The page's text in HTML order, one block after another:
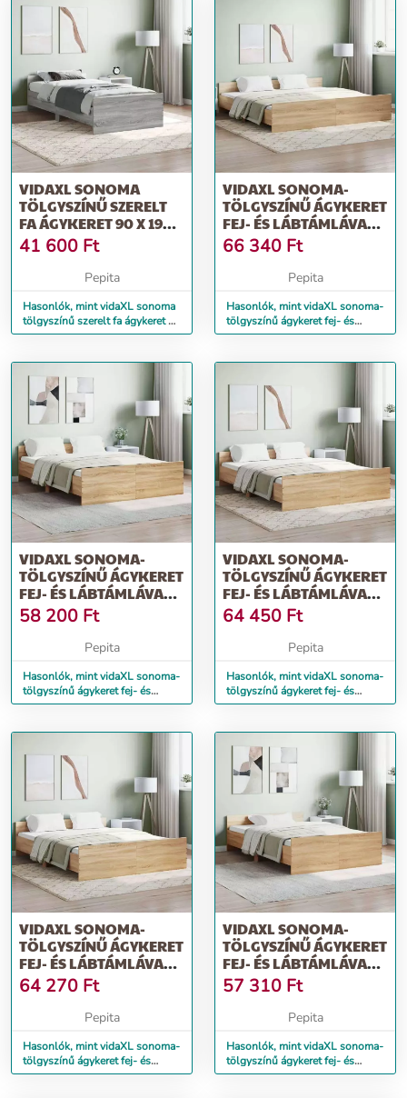
VIDAXL SONOMA
TÖLGYSZÍNŰ SZERELT
FA ÁGYKERET 90 X 190
CM
41 600 Ft
Pepita
Hasonlók, mint vidaXL sonoma
tölgyszínű szerelt fa ágykeret 90
x 190 cm
VIDAXL SONOMA-
TÖLGYSZÍNŰ ÁGYKERET
FEJ- ÉS LÁBTÁMLÁVAL
180 X 200 CM
66 340 Ft
Pepita
Hasonlók, mint vidaXL sonoma-
tölgyszínű ágykeret fej- és
lábtámlával 180 x 200 cm
VIDAXL SONOMA-
TÖLGYSZÍNŰ ÁGYKERET
FEJ- ÉS LÁBTÁMLÁVAL
135 X 190 CM
58 200 Ft
Pepita
Hasonlók, mint vidaXL sonoma-
tölgyszínű ágykeret fej- és
lábtámlával 135 x 190 cm
VIDAXL SONOMA-
TÖLGYSZÍNŰ ÁGYKERET
FEJ- ÉS LÁBTÁMLÁVAL
160 X 200 CM
64 450 Ft
Pepita
Hasonlók, mint vidaXL sonoma-
tölgyszínű ágykeret fej- és
lábtámlával 160 x 200 cm
VIDAXL SONOMA-
TÖLGYSZÍNŰ ÁGYKERET
FEJ- ÉS LÁBTÁMLÁVAL
140 X 200 CM
64 270 Ft
Pepita
Hasonlók, mint vidaXL sonoma-
tölgyszínű ágykeret fej- és
lábtámlával 140 x 200 cm
VIDAXL SONOMA-
TÖLGYSZÍNŰ ÁGYKERET
FEJ- ÉS LÁBTÁMLÁVAL
120 X 190 CM
57 310 Ft
Pepita
Hasonlók, mint vidaXL sonoma-
tölgyszínű ágykeret fej- és
lábtámlával 120 x 190 cm